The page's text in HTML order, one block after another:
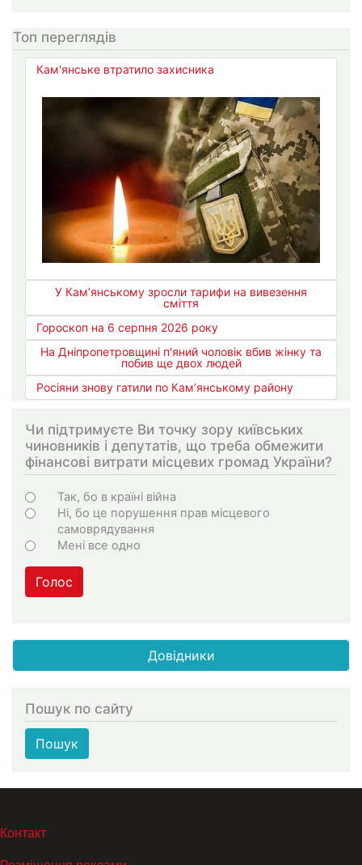
Топ переглядів
Кам'янське втратило захисника
У Кам’янському зросли тарифи на вивезення
сміття
Гороскоп на 6 серпня 2026 року
На Дніпропетровщині п'яний чоловік вбив жінку та
побив ще двох людей
Росіяни знову гатили по Кам’янському району
Чи підтримуєте Ви точку зору київських
чиновників і депутатів, що треба обмежити
фінансові витрати місцевих громад України?
Варіанти
Так, бо в країні війна
Ні, бо це порушення прав місцевого
самоврядування
Мені все одно
Голос
Довідники
Пошук по сайту
Пошук
МЕНЮ В ПОДВАЛЕ
Контакт